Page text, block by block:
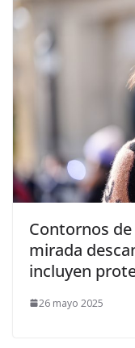
​Contornos
mirada
incluyen
26 mayo 2025